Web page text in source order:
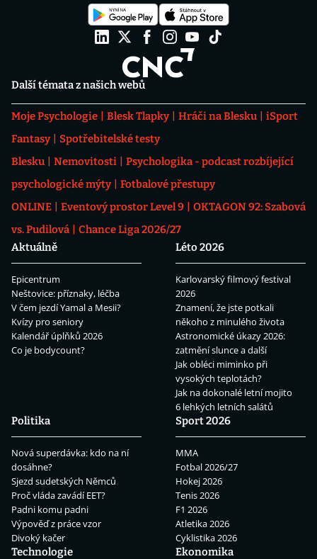
Další témata z našich webů
Moje Psychologie Blesk Tlapky Hráči na Blesku
iSport
Fantasy
Spotřebitelské testy
Blesku
Nemovitosti
Psychologika - podcast rozbíjející
psychologické mýty
Fotbalové přestupy
ONLINE
Eventový prostor Level 9
OKTAGON 92: Szabová
vs. Pudilová
Chance Liga 2026/27
Aktuálně
Epicentrum
Neštovice: příznaky, léčba
V čem jezdí Yamal a Mesii?
Kvízy pro seniory
Kalendář úplňků 2026
Co je bodycount?
Léto 2026
Karlovarský filmový festival
2026
Znamení, že jste potkali
někoho z minulého života
Astronomické úkazy 2026:
zatmění slunce a další
Jak obléci miminko při
vysokých teplotách?
Jak na dokonalé letní mojito
6 lehkých letních salátů
Politika
Nová superdávka: kdo na ní
dosáhne?
Sjezd sudetských Němců
Proč vláda zavádí EET?
Padni komu padni
Výpověď z práce vzor
Divoký kačer
Sport 2026
MMA
Fotbal 2026/27
Hokej 2026
Tenis 2026
F1 2026
Atletika 2026
Cyklistika 2026
Technologie
Ekonomika